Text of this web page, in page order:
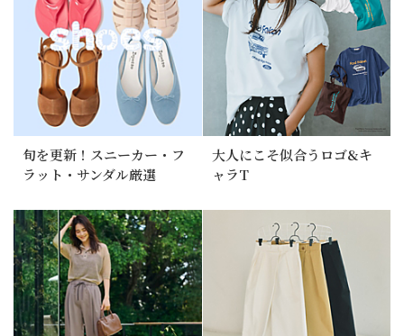
旬を更新！スニーカー・フ
ラット・サンダル厳選
大人にこそ似合うロゴ&キ
ャラT